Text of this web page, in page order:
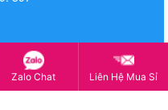
Zalo Chat Liên Hệ Mua Sỉ